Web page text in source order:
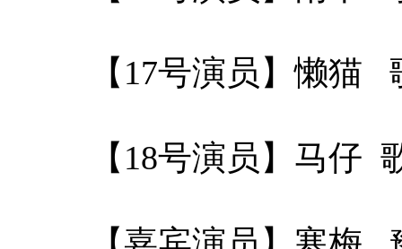
【17号演员
【18号演